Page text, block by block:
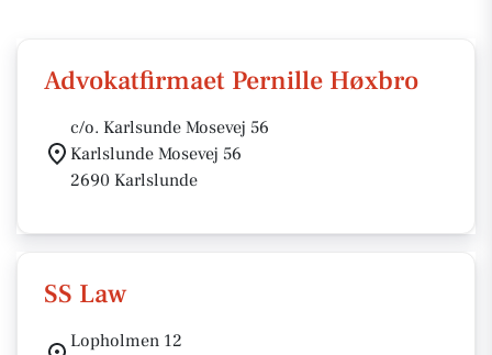
Advokatfirmaet Pernille Høxbro
c/o. Karlsunde Mosevej 56
Karlslunde Mosevej 56
2690 Karlslunde
SS Law
Lopholmen 12